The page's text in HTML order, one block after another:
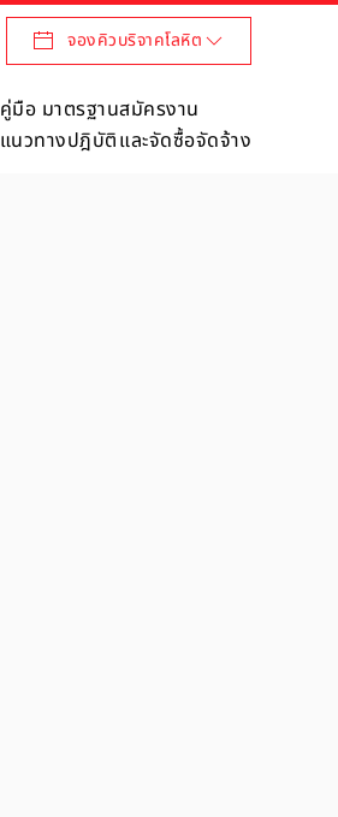
จองคิวบริจาคโลหิต
คู่มือ มาตรฐาน
แนวทางปฎิบัติ
สมัครงาน
และจัดซื้อจัดจ้าง